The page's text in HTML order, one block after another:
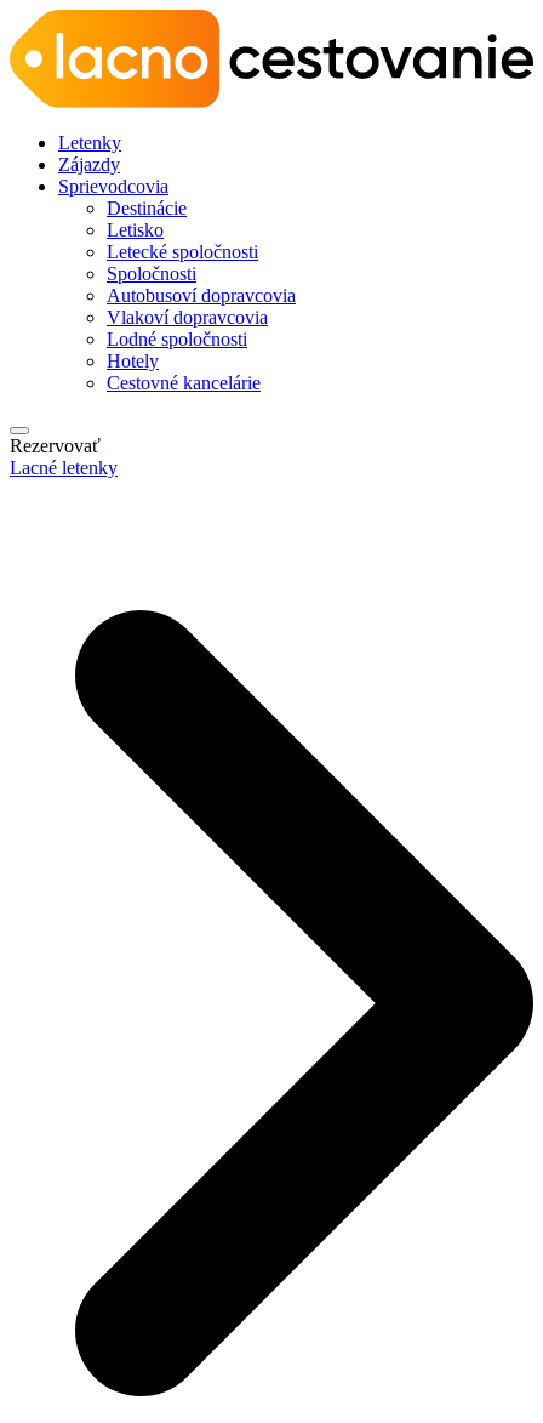
Letenky
Zájazdy
Sprievodcovia
Destinácie
Letisko
Letecké spoločnosti
Spoločnosti
Autobusoví dopravcovia
Vlakoví dopravcovia
Lodné spoločnosti
Hotely
Cestovné kancelárie
Rezervovať
Lacné letenky